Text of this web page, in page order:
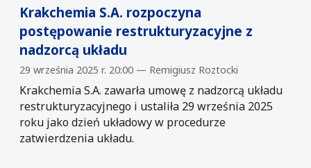
Krakchemia S.A. rozpoczyna
postępowanie restrukturyzacyjne z
nadzorcą układu
29 września 2025 r. 20:00 — Remigiusz Roztocki
Krakchemia S.A. zawarła umowę z nadzorcą układu
restrukturyzacyjnego i ustaliła 29 września 2025
roku jako dzień układowy w procedurze
zatwierdzenia układu.